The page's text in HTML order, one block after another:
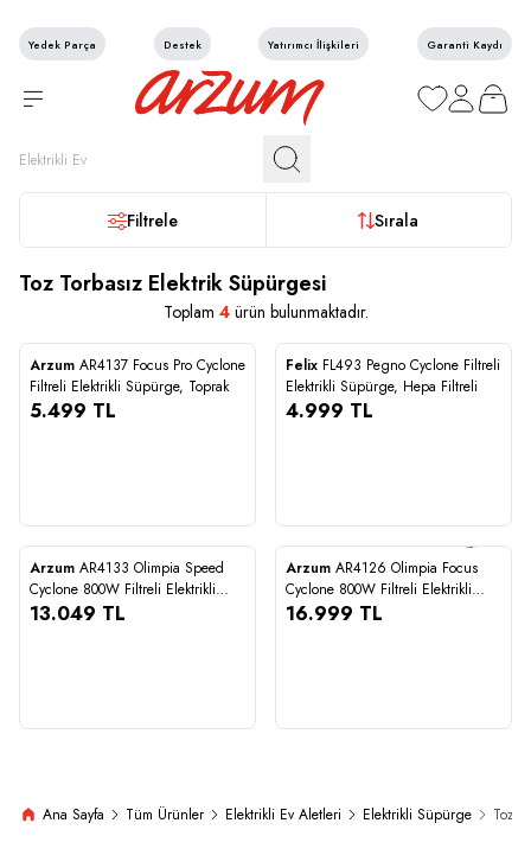
Yedek Parça Destek Yatırımcı İlişkileri Garanti Kaydı
Favorilerim
Hesabım
Sepetim
Filtrele Sırala
Toz Torbasız Elektrik Süpürgesi
Toplam 4ürün bulunmaktadır.
Karşılaştır
Arzum AR4137 Focus Pro Cyclone
Filtreli Elektrikli Süpürge, Toprak
5.499 TL
Karşılaştır
Felix FL493 Pegno Cyclone Filtreli
Elektrikli Süpürge, Hepa Filtreli
4.999 TL
Karşılaştır
Stokta 9
Arzum AR4133 Olimpia Speed
Cyclone 800W Filtreli Elektrikli
Süpürge HEPA 13 Filtre, Siyah
13.049 TL
Karşılaştır
Arzum AR4126 Olimpia Focus
Cyclone 800W Filtreli Elektrikli
Süpürge HEPA 13 Filtre, Kırmızı
16.999 TL
Ana Sayfa Tüm Ürünler Elektrikli Ev Aletleri Elektrikli Süpürge Toz